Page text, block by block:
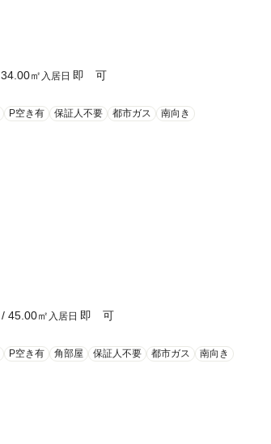
34.00㎡ 入居日 即 可
P空き有 保証人不要 都市ガス 南向き
/ 45.00㎡ 入居日 即 可
P空き有 角部屋 保証人不要 都市ガス 南向き